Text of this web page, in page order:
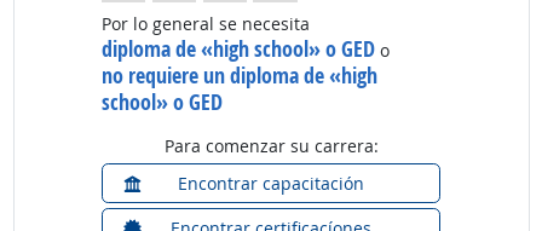
Por lo general se necesita
diploma de «high school» o GED o
no requiere un diploma de «high
school» o GED
Para comenzar su carrera:
Encontrar capacitación